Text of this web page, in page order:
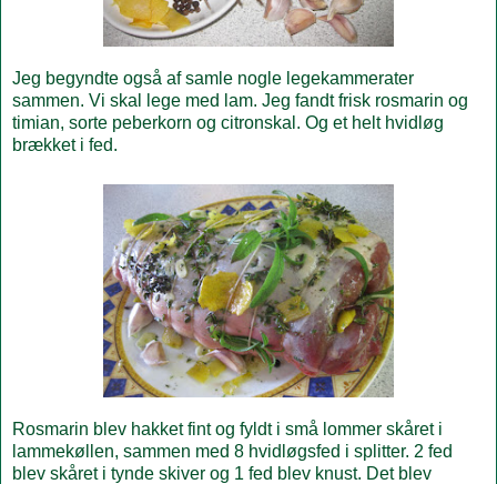
Jeg begyndte også af samle nogle legekammerater
sammen. Vi skal lege med lam. Jeg fandt frisk rosmarin og
timian, sorte peberkorn og citronskal. Og et helt hvidløg
brækket i fed.
Rosmarin blev hakket fint og fyldt i små lommer skåret i
lammekøllen, sammen med 8 hvidløgsfed i splitter. 2 fed
blev skåret i tynde skiver og 1 fed blev knust. Det blev